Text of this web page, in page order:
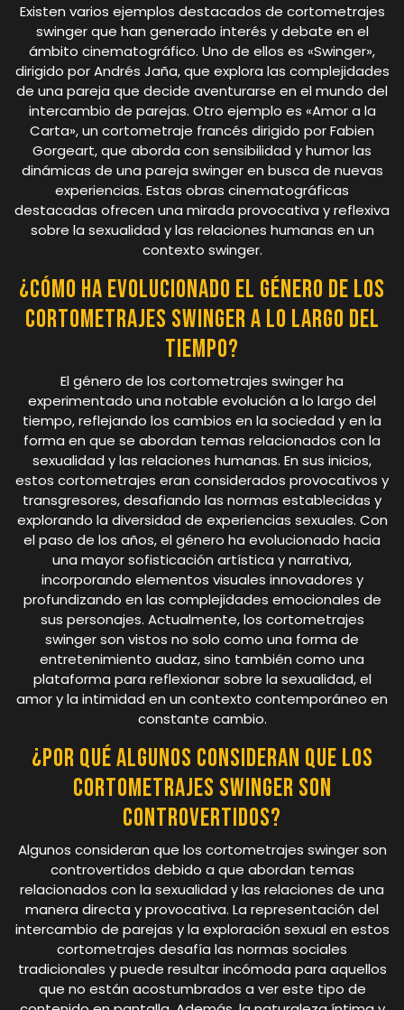
Existen varios ejemplos destacados de cortometrajes
swinger que han generado interés y debate en el
ámbito cinematográfico. Uno de ellos es «Swinger»,
dirigido por Andrés Jaña, que explora las complejidades
de una pareja que decide aventurarse en el mundo del
intercambio de parejas. Otro ejemplo es «Amor a la
Carta», un cortometraje francés dirigido por Fabien
Gorgeart, que aborda con sensibilidad y humor las
dinámicas de una pareja swinger en busca de nuevas
experiencias. Estas obras cinematográficas
destacadas ofrecen una mirada provocativa y reflexiva
sobre la sexualidad y las relaciones humanas en un
contexto swinger.
¿Cómo ha evolucionado el género de los
cortometrajes swinger a lo largo del
tiempo?
El género de los cortometrajes swinger ha
experimentado una notable evolución a lo largo del
tiempo, reflejando los cambios en la sociedad y en la
forma en que se abordan temas relacionados con la
sexualidad y las relaciones humanas. En sus inicios,
estos cortometrajes eran considerados provocativos y
transgresores, desafiando las normas establecidas y
explorando la diversidad de experiencias sexuales. Con
el paso de los años, el género ha evolucionado hacia
una mayor sofisticación artística y narrativa,
incorporando elementos visuales innovadores y
profundizando en las complejidades emocionales de
sus personajes. Actualmente, los cortometrajes
swinger son vistos no solo como una forma de
entretenimiento audaz, sino también como una
plataforma para reflexionar sobre la sexualidad, el
amor y la intimidad en un contexto contemporáneo en
constante cambio.
¿Por qué algunos consideran que los
cortometrajes swinger son
controvertidos?
Algunos consideran que los cortometrajes swinger son
controvertidos debido a que abordan temas
relacionados con la sexualidad y las relaciones de una
manera directa y provocativa. La representación del
intercambio de parejas y la exploración sexual en estos
cortometrajes desafía las normas sociales
tradicionales y puede resultar incómoda para aquellos
que no están acostumbrados a ver este tipo de